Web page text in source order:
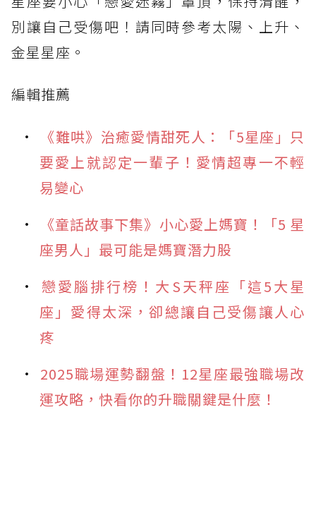
別讓自己受傷吧！請同時參考太陽、上升、
金星星座。
編輯推薦
《難哄》治癒愛情甜死人：「5星座」只
要愛上就認定一輩子！愛情超專一不輕
易變心
《童話故事下集》小心愛上媽寶！「5 星
座男人」最可能是媽寶潛力股
戀愛腦排行榜！大S天秤座「這5大星
座」愛得太深，卻總讓自己受傷讓人心
疼
2025職場運勢翻盤！12星座最強職場改
運攻略，快看你的升職關鍵是什麼！